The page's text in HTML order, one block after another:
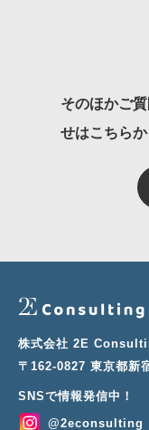
そのほかご
せはこちらか
株式会社 2E
〒162-0827 東京都新